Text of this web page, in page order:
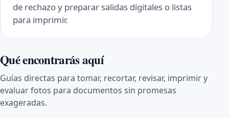
de rechazo y preparar salidas digitales o listas
para imprimir.
Qué encontrarás aquí
Guías directas para tomar, recortar, revisar, imprimir y
evaluar fotos para documentos sin promesas
exageradas.